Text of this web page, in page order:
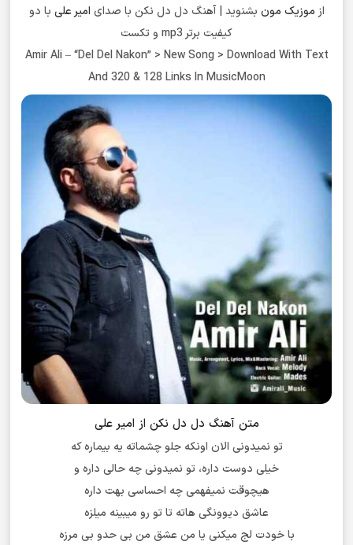
از موزیک مون بشنوید | آهنگ دل دل نکن با صدای امیر علی با دو
کیفیت برتر mp3 و تکست
Amir Ali – “Del Del Nakon” > New Song > Download With Text
And 320 & 128 Links In MusicMoon
متن آهنگ دل دل نکن از امیر علی
تو نمیدونی الان اونکه جلو چشماته یه بیماره که
خیلی دوست داره، تو نمیدونی چه حالی داره و
هیچوقت نمیفهمی چه احساسی بهت داره
عاشق دیوونگی هاته تا تو رو میبینه میلزه
با خودت لج میکنی یا من عشق من بی حدو بی مرزه